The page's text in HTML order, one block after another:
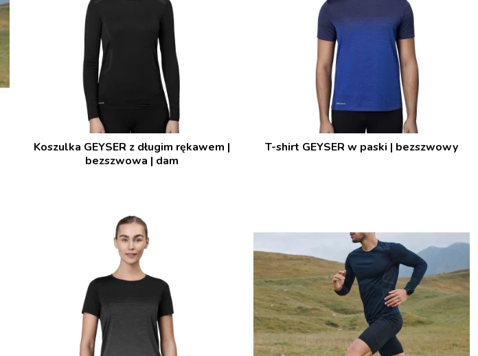
Koszulka GEYSER z długim rękawem |
bezszwowa | dam
T-shirt GEYSER w paski | bezszwowy